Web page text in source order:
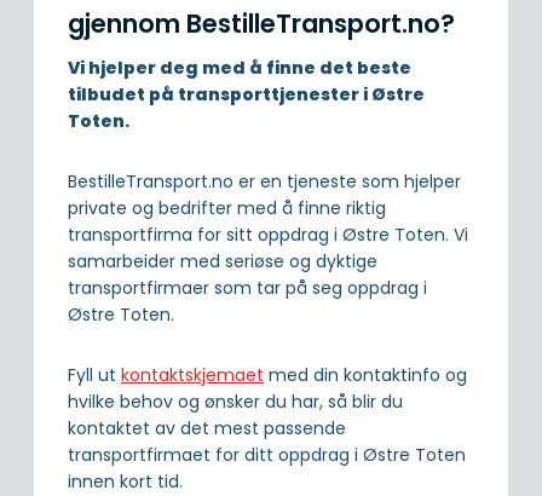
gjennom BestilleTransport.no?
Vi hjelper deg med å finne det beste
tilbudet på transporttjenester i Østre
Toten.
BestilleTransport.no er en tjeneste som hjelper
private og bedrifter med å finne riktig
transportfirma for sitt oppdrag i Østre Toten. Vi
samarbeider med seriøse og dyktige
transportfirmaer som tar på seg oppdrag i
Østre Toten.
Fyll ut kontaktskjemaet med din kontaktinfo og
hvilke behov og ønsker du har, så blir du
kontaktet av det mest passende
transportfirmaet for ditt oppdrag i Østre Toten
innen kort tid.